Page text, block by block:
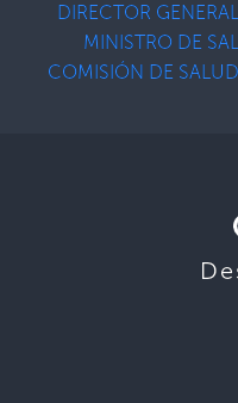
DIRECTOR
MINISTRO DE
COMISIÓN DE